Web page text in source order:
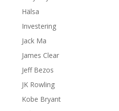
Hälsa
Investering
Jack Ma
James Clear
Jeff Bezos
JK Rowling
Kobe Bryant